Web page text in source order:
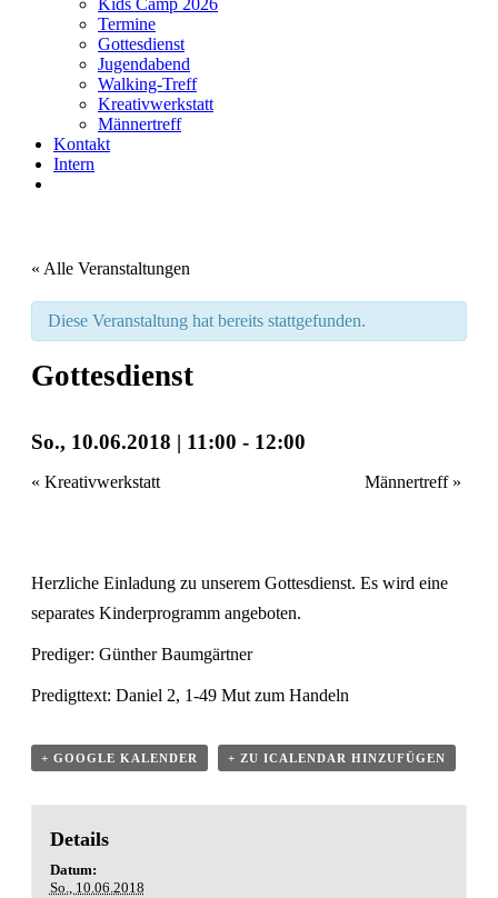
Termine
Gottesdienst
Jugendabend
Walking-Treff
Kreativwerkstatt
Männertreff
Kontakt
Intern
« Alle Veranstaltungen
Diese Veranstaltung hat bereits stattgefunden.
Gottesdienst
So., 10.06.2018 | 11:00 - 12:00
« Kreativwerkstatt Männertreff »
Herzliche Einladung zu unserem Gottesdienst. Es wird eine
separates Kinderprogramm angeboten.
Prediger: Günther Baumgärtner
Predigttext: Daniel 2, 1-49 Mut zum Handeln
+ GOOGLE KALENDER + ZU ICALENDAR HINZUFÜGEN
Details
Datum:
So., 10.06.2018